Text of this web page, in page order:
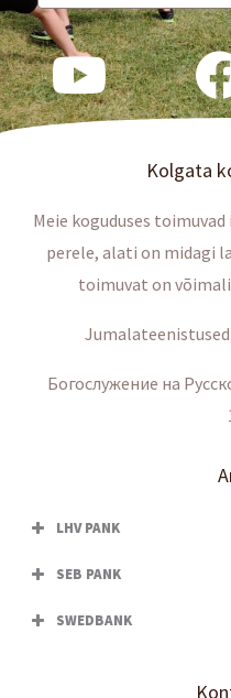
Kolgata
Meie koguduses
perele, alati on midagi
toimuvat on
Богослужение на
LHV PANK
SEB PANK
SWEDBANK